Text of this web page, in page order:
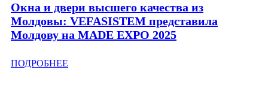
Окна и двери высшего качества из
Молдовы: VEFASISTEM представила
Молдову на MADE EXPO 2025
ПОДРОБНЕЕ